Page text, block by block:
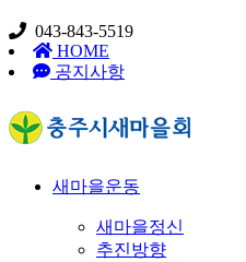
043-843-5519
HOME
공지사항
새마을운동
새마을정신
추진방향